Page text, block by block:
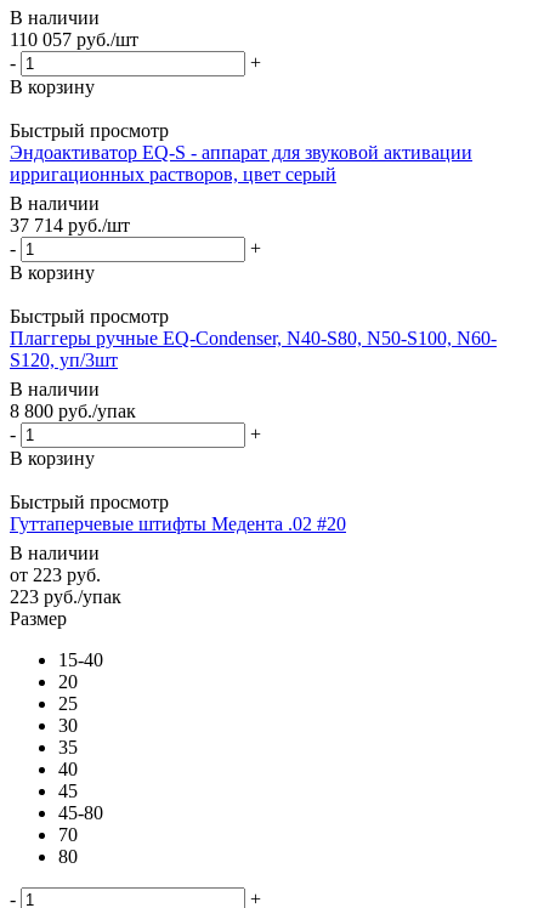
В наличии
110 057 руб./шт
-
+
В корзину
Быстрый просмотр
Эндоактиватор EQ-S - аппарат для звуковой активации
ирригационных растворов, цвет серый
В наличии
37 714 руб./шт
-
+
В корзину
Быстрый просмотр
Плаггеры ручные EQ-Condenser, N40-S80, N50-S100, N60-
S120, уп/3шт
В наличии
8 800 руб./упак
-
+
В корзину
Быстрый просмотр
Гуттаперчевые штифты Медента .02 #20
В наличии
от 223 руб.
223 руб./упак
Размер
15-40
20
25
30
35
40
45
45-80
70
80
-
+